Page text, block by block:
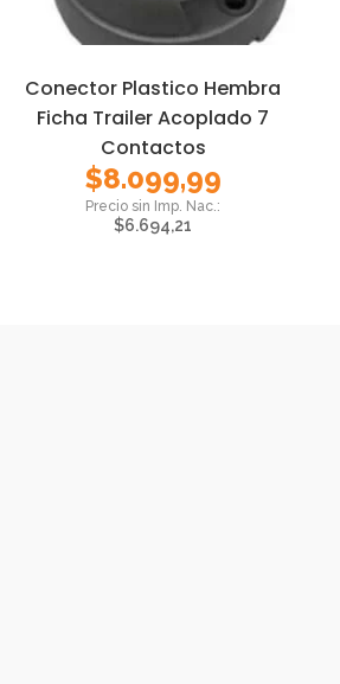
Conector Plastico Hembra
Ficha Trailer Acoplado 7
Contactos
$8.099,99
$6.694,21